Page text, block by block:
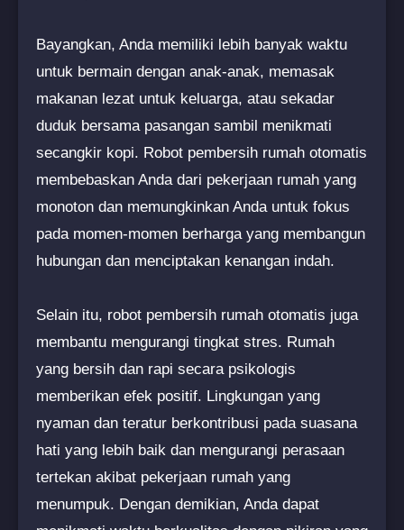
Bayangkan, Anda memiliki lebih banyak waktu
untuk bermain dengan anak-anak, memasak
makanan lezat untuk keluarga, atau sekadar
duduk bersama pasangan sambil menikmati
secangkir kopi. Robot pembersih rumah otomatis
membebaskan Anda dari pekerjaan rumah yang
monoton dan memungkinkan Anda untuk fokus
pada momen-momen berharga yang membangun
hubungan dan menciptakan kenangan indah.
Selain itu, robot pembersih rumah otomatis juga
membantu mengurangi tingkat stres. Rumah
yang bersih dan rapi secara psikologis
memberikan efek positif. Lingkungan yang
nyaman dan teratur berkontribusi pada suasana
hati yang lebih baik dan mengurangi perasaan
tertekan akibat pekerjaan rumah yang
menumpuk. Dengan demikian, Anda dapat